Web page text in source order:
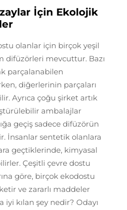
İçin Ekolojik
olanlar için birçok yeşil
difüzörleri mevcuttur. Bazı
parçalanabilen
diğerlerinin parçaları
Ayrıca çoğu şirket artık
ambalajlar
geçiş sadece difüzörün
İnsanlar sentetik olanlara
geçtiklerinde, kimyasal
Çeşitli çevre dostu
göre, birçok ekodostu
ve zararlı maddeler
iyi kılan şey nedir? Odayı